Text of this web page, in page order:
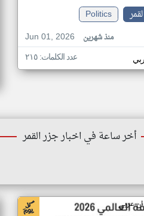
Politics
Jun 01, 2026
منذ شهرين
عدد الكلمات: ٢١٥
أخر ساعة في اخبار جزر القمر
عربي